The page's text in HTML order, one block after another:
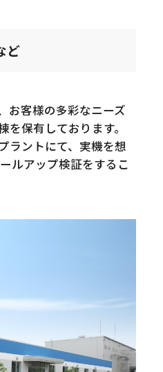
ど
お客様の多彩なニーズ
を保有しております。
ラントにて、実機を想
ルアップ検証をするこ